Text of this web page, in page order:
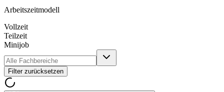
Arbeitszeitmodell
Vollzeit
Teilzeit
Minijob
Filter zurücksetzen